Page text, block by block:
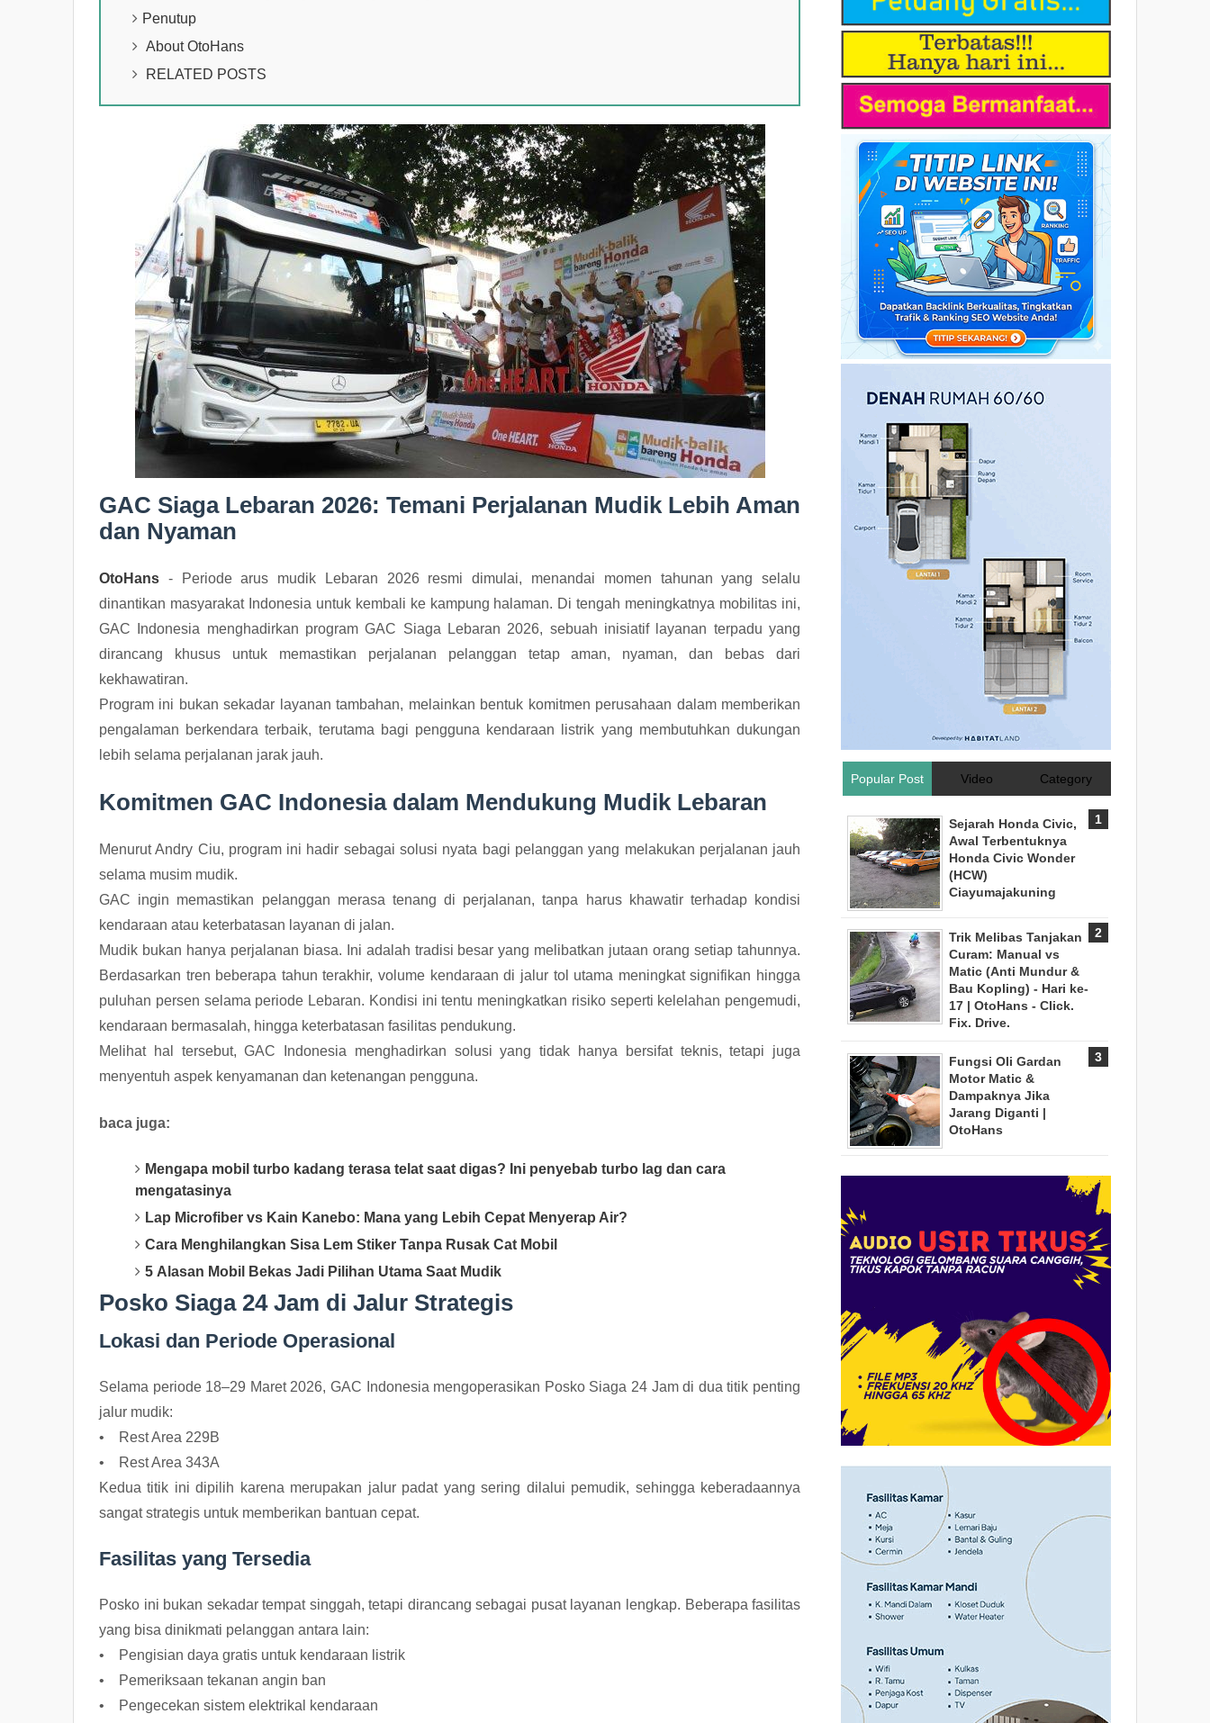
Penutup
About OtoHans
RELATED POSTS
GAC Siaga Lebaran 2026: Temani Perjalanan Mudik Lebih Aman
dan Nyaman
OtoHans - Periode arus mudik Lebaran 2026 resmi dimulai, menandai momen tahunan yang selalu
dinantikan masyarakat Indonesia untuk kembali ke kampung halaman. Di tengah meningkatnya mobilitas ini,
GAC Indonesia menghadirkan program GAC Siaga Lebaran 2026, sebuah inisiatif layanan terpadu yang
dirancang khusus untuk memastikan perjalanan pelanggan tetap aman, nyaman, dan bebas dari
kekhawatiran.
Program ini bukan sekadar layanan tambahan, melainkan bentuk komitmen perusahaan dalam memberikan
pengalaman berkendara terbaik, terutama bagi pengguna kendaraan listrik yang membutuhkan dukungan
lebih selama perjalanan jarak jauh.
Komitmen GAC Indonesia dalam Mendukung Mudik Lebaran
Menurut Andry Ciu, program ini hadir sebagai solusi nyata bagi pelanggan yang melakukan perjalanan jauh
selama musim mudik.
GAC ingin memastikan pelanggan merasa tenang di perjalanan, tanpa harus khawatir terhadap kondisi
kendaraan atau keterbatasan layanan di jalan.
Mudik bukan hanya perjalanan biasa. Ini adalah tradisi besar yang melibatkan jutaan orang setiap tahunnya.
Berdasarkan tren beberapa tahun terakhir, volume kendaraan di jalur tol utama meningkat signifikan hingga
puluhan persen selama periode Lebaran. Kondisi ini tentu meningkatkan risiko seperti kelelahan pengemudi,
kendaraan bermasalah, hingga keterbatasan fasilitas pendukung.
Melihat hal tersebut, GAC Indonesia menghadirkan solusi yang tidak hanya bersifat teknis, tetapi juga
menyentuh aspek kenyamanan dan ketenangan pengguna.
baca juga:
Mengapa mobil turbo kadang terasa telat saat digas? Ini penyebab turbo lag dan cara
mengatasinya
Lap Microfiber vs Kain Kanebo: Mana yang Lebih Cepat Menyerap Air?
Cara Menghilangkan Sisa Lem Stiker Tanpa Rusak Cat Mobil
5 Alasan Mobil Bekas Jadi Pilihan Utama Saat Mudik
Posko Siaga 24 Jam di Jalur Strategis
Lokasi dan Periode Operasional
Selama periode 18–29 Maret 2026, GAC Indonesia mengoperasikan Posko Siaga 24 Jam di dua titik penting
jalur mudik:
• Rest Area 229B
• Rest Area 343A
Kedua titik ini dipilih karena merupakan jalur padat yang sering dilalui pemudik, sehingga keberadaannya
sangat strategis untuk memberikan bantuan cepat.
Fasilitas yang Tersedia
Posko ini bukan sekadar tempat singgah, tetapi dirancang sebagai pusat layanan lengkap. Beberapa fasilitas
yang bisa dinikmati pelanggan antara lain:
• Pengisian daya gratis untuk kendaraan listrik
• Pemeriksaan tekanan angin ban
• Pengecekan sistem elektrikal kendaraan
Popular Post Video Category
Sejarah Honda Civic,
Awal Terbentuknya
Honda Civic Wonder
(HCW)
Ciayumajakuning
Trik Melibas Tanjakan
Curam: Manual vs
Matic (Anti Mundur &
Bau Kopling) - Hari ke-
17 | OtoHans - Click.
Fix. Drive.
Fungsi Oli Gardan
Motor Matic &
Dampaknya Jika
Jarang Diganti |
OtoHans